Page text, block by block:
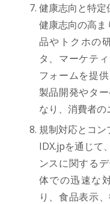
健康志向と特
健康志向の高
品やトクホの
タ、マーケテ
フォームを提
製品開発やタ
なり、消費者の
規制対応とコ
IDX.jpを通じて
ンスに関する
体での迅速な
り、食品表示